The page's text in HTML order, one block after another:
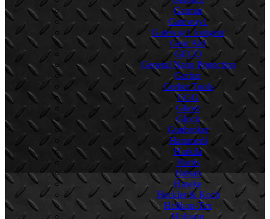
Garmin
Gateway1
Gateway1 footgear
Gear Aid
GECO
General Nano Protection
Gerber
Gerber Tools
GGG
Ghost
Glock
Gunbroker
Hammerli
Harkila
Harris
Hatsan
Hawke
Heckler & Koch
Helikon-Tex
Holosun